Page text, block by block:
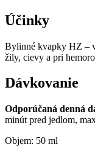
Účinky
Bylinné kvapky HZ –
žily, cievy a pri
Dávkovanie
Odporúčaná denná
minút pred jedlom,
Objem: 50 ml